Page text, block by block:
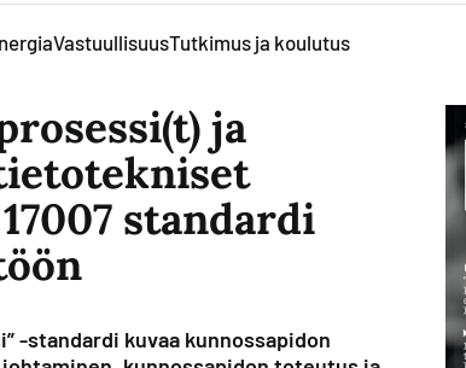
VastuullisuusTutkimus ja koulutus
ja
standardi
-standardi kuvaa kunnossapidon